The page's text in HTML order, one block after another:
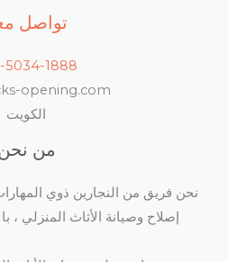
تواصل
5034-1888
opening.com
الكويت
من
نحن فريق من النجارين ذوي
إصلاح وصيانة الأثاث المنزلي ،